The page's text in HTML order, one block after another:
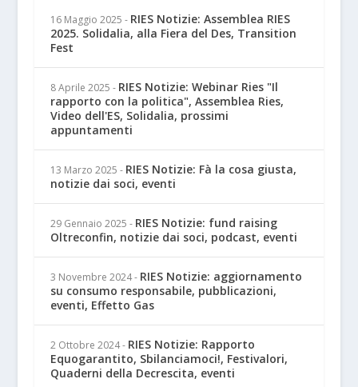
16 Maggio 2025 - RIES Notizie: Assemblea RIES
2025. Solidalia, alla Fiera del Des, Transition
Fest
8 Aprile 2025 - RIES Notizie: Webinar Ries "Il
rapporto con la politica", Assemblea Ries,
Video dell'ES, Solidalia, prossimi
appuntamenti
13 Marzo 2025 - RIES Notizie: Fà la cosa giusta,
notizie dai soci, eventi
29 Gennaio 2025 - RIES Notizie: fund raising
Oltreconfin, notizie dai soci, podcast, eventi
3 Novembre 2024 - RIES Notizie: aggiornamento
su consumo responsabile, pubblicazioni,
eventi, Effetto Gas
2 Ottobre 2024 - RIES Notizie: Rapporto
Equogarantito, Sbilanciamoci!, Festivalori,
Quaderni della Decrescita, eventi